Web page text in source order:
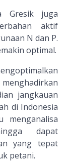
Gresik juga
aktif
N dan P.
optimal.
jangkauan
di Indonesia
dapat
yang tepat
petani.